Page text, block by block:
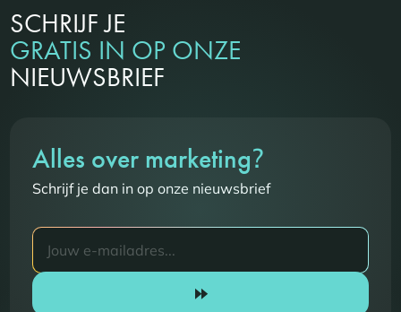
SCHRIJF JE
GRATIS IN OP ONZE
NIEUWSBRIEF
Alles over marketing?
Schrijf je dan in op onze nieuwsbrief